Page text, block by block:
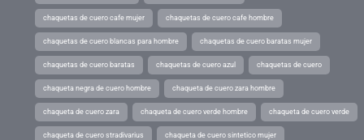
chaquetas de cuero cafe mujer chaquetas de cuero cafe hombre
chaquetas de cuero blancas para hombre chaquetas de cuero baratas mujer
chaquetas de cuero baratas chaquetas de cuero azul chaquetas de cuero
chaqueta negra de cuero hombre chaqueta de cuero zara hombre
chaqueta de cuero zara chaqueta de cuero verde hombre chaqueta de cuero verde
chaqueta de cuero stradivarius chaqueta de cuero sintetico mujer